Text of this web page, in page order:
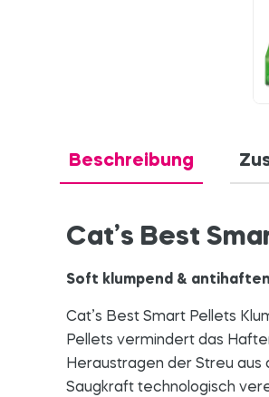
Beschreibung
Cat’s Best
Soft klumpend &
Cat’s Best Smart Pellets
Pellets vermindert das
Heraustragen der Streu aus
Saugkraft technologisch